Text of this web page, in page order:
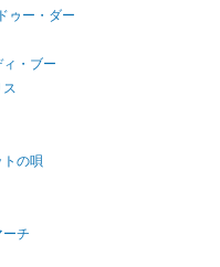
ゥー・ダー
ィ・ブー
ス
の唄
ーチ